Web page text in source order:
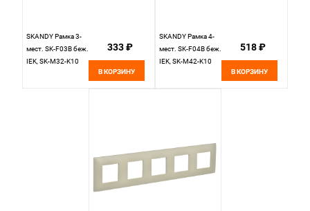
SKANDY Рамка 3-
мест. SK-F03B беж.
IEK, SK-M32-K10
333 ₽
В КОРЗИНУ
SKANDY Рамка 4-
мест. SK-F04B беж.
IEK, SK-M42-K10
518 ₽
В КОРЗИНУ